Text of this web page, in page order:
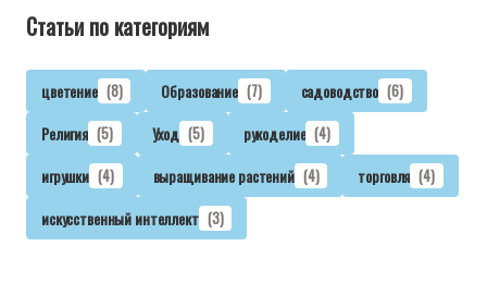
Статьи по категориям
цветение (8) Образование (7) садоводство (6)
Религия (5) Уход (5) рукоделие (4)
игрушки (4) выращивание растений (4) торговля (4)
искусственный интеллект (3)